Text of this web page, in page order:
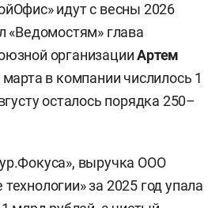
идут с весны 2026
«Ведомостям» глава
организацииАртем
в компании числилось 1
осталось порядка 250–
выручка ООО
за 2025 год упала